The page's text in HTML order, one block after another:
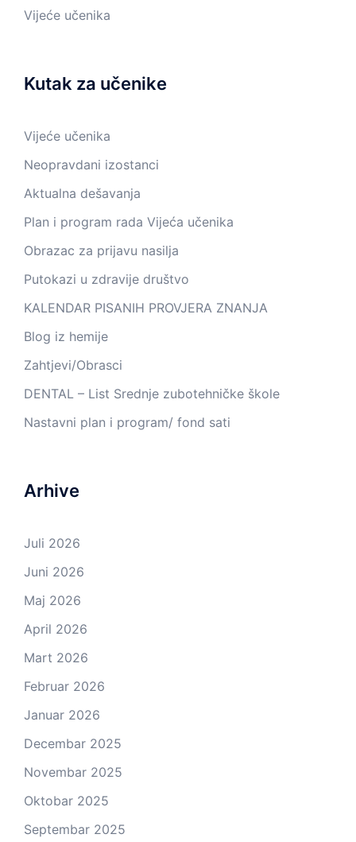
Vijeće učenika
Kutak za učenike
Vijeće učenika
Neopravdani izostanci
Aktualna dešavanja
Plan i program rada Vijeća učenika
Obrazac za prijavu nasilja
Putokazi u zdravije društvo
KALENDAR PISANIH PROVJERA ZNANJA
Blog iz hemije
Zahtjevi/Obrasci
DENTAL – List Srednje zubotehničke škole
Nastavni plan i program/ fond sati
Arhive
Juli 2026
Juni 2026
Maj 2026
April 2026
Mart 2026
Februar 2026
Januar 2026
Decembar 2025
Novembar 2025
Oktobar 2025
Septembar 2025